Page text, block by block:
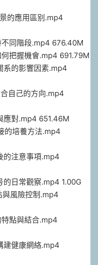
的應用區别.mp4
同階段.mp4 676.40M
把握機會.mp4 691.79M
系的影響因素.mp4
自己的方向.mp4
應對.mp4 651.46M
的培養方法.mp4
的注意事項.mp4
的日常觀察.mp4 1.00G
與風險控制.mp4
特點與結合.mp4
建健康網絡.mp4